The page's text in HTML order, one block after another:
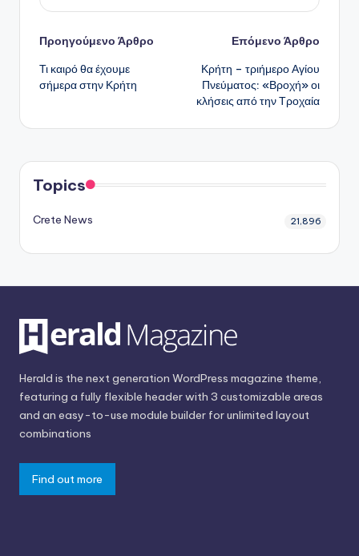
Πλοήγηση
δημοσιεύσεων
Προηγούμενο Άρθρο
Τι καιρό θα έχουμε
σήμερα στην Κρήτη
Επόμενο Άρθρο
Κρήτη – τριήμερο Αγίου
Πνεύματος: «Βροχή» οι
κλήσεις από την Τροχαία
Topics
Crete News 21,896
Herald is the next generation WordPress magazine theme,
featuring a fully flexible header with 3 customizable areas
and an easy-to-use module builder for unlimited layout
combinations
Find out more